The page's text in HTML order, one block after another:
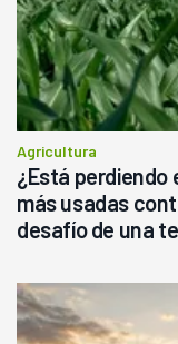
Agricultura
¿Está
más usadas
desafío de una